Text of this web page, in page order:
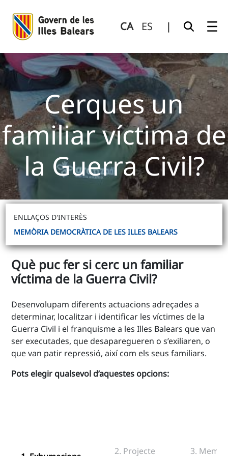
CA ES |
Cerques un
familiar víctima de
la Guerra Civil?
ENLLAÇOS D'INTERÈS
MEMÒRIA DEMOCRÀTICA DE LES ILLES BALEARS
Què puc fer si cerc un familiar
víctima de la Guerra Civil?
Desenvolupam diferents actuacions adreçades a
determinar, localitzar i identificar les víctimes de la
Guerra Civil i el franquisme a les Illes Balears que van
ser executades, que desaparegueren o s’exiliaren, o
que van patir repressió, així com els seus familiars.
Pots elegir qualsevol d’aquestes opcions:
2. Projecte
3.